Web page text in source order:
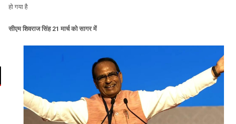
हो गया है
सीएम शिवराज सिंह 21 मार्च को सागर में